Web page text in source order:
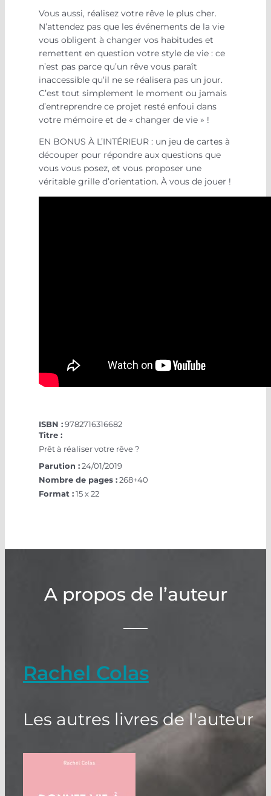
Vous aussi, réalisez votre rêve le plus cher.
N’attendez pas que les événements de la vie
vous obligent à changer vos habitudes et
remettent en question votre style de vie : ce
n’est pas parce qu’un rêve vous paraît
inaccessible qu’il ne se réalisera pas un jour.
C’est tout simplement le moment ou jamais
d’entreprendre ce projet resté enfoui dans
votre mémoire et de « changer de vie » !
EN BONUS À L’INTÉRIEUR : un jeu de cartes à
découper pour répondre aux questions que
vous vous posez, et vous proposer une
véritable grille d’orientation. À vous de jouer !
ISBN : 9782716316682
Titre :
Prêt à réaliser votre rêve ?
Parution :24/01/2019
Nombre de pages :268+40
Format :15 x 22
A propos de l’auteur
Rachel Colas
Les autres livres de l'auteur